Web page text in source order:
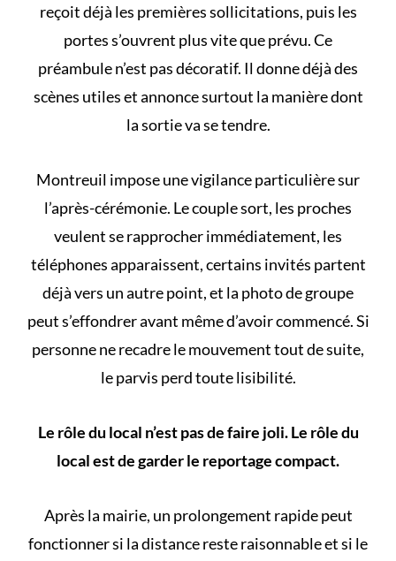
reçoit déjà les premières sollicitations, puis les
portes s’ouvrent plus vite que prévu. Ce
préambule n’est pas décoratif. Il donne déjà des
scènes utiles et annonce surtout la manière dont
la sortie va se tendre.
Montreuil impose une vigilance particulière sur
l’après-cérémonie. Le couple sort, les proches
veulent se rapprocher immédiatement, les
téléphones apparaissent, certains invités partent
déjà vers un autre point, et la photo de groupe
peut s’effondrer avant même d’avoir commencé. Si
personne ne recadre le mouvement tout de suite,
le parvis perd toute lisibilité.
Le rôle du local n’est pas de faire joli. Le rôle du
local est de garder le reportage compact.
Après la mairie, un prolongement rapide peut
fonctionner si la distance reste raisonnable et si le